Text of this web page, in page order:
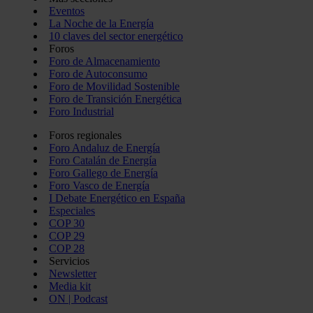
Eventos
La Noche de la Energía
10 claves del sector energético
Foros
Foro de Almacenamiento
Foro de Autoconsumo
Foro de Movilidad Sostenible
Foro de Transición Energética
Foro Industrial
Foros regionales
Foro Andaluz de Energía
Foro Catalán de Energía
Foro Gallego de Energía
Foro Vasco de Energía
I Debate Energético en España
Especiales
COP 30
COP 29
COP 28
Servicios
Newsletter
Media kit
ON | Podcast